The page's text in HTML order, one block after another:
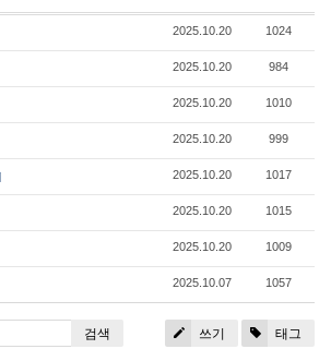
2025.10.20 1024
2025.10.20 984
2025.10.20 1010
2025.10.20 999
2025.10.20 1017
2025.10.20 1015
2025.10.20 1009
2025.10.07 1057
쓰기 태그
검색